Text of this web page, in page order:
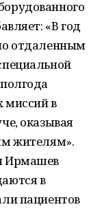
«В год
отдаленным
миссий в
оказывая
жителям».
Ирмашев
в
пациентов